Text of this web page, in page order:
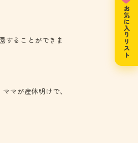
することができま
マが産休明けで、
お気に入りリスト